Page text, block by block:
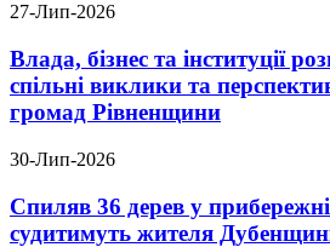
27-Лип-2026
Влада, бізнес та інституції
спільні виклики та
громад Рівненщини
30-Лип-2026
Спиляв 36 дерев у
судитимуть жителя